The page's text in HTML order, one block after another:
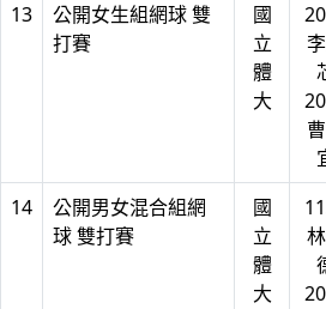
13
公開女生組網球 雙
打賽
國
立
體
大
14
公開男女混合組網
球 雙打賽
國
立
體
大